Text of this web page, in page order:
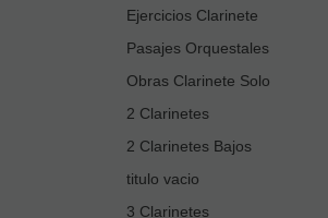
Ejercicios Clarinete
Pasajes Orquestales
Obras Clarinete Solo
2 Clarinetes
2 Clarinetes Bajos
titulo vacio
3 Clarinetes